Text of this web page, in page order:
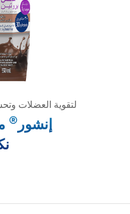
لتقوية العضلات
إنشور ®